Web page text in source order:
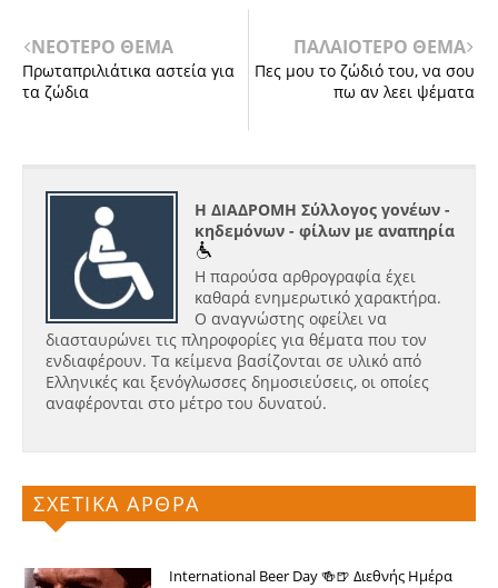
ΝΕΟΤΕΡΟ ΘΕΜΑ
Πρωταπριλιάτικα αστεία για
τα ζώδια
ΠΑΛΑΙΟΤΕΡΟ ΘΕΜΑ
Πες μου το ζώδιό του, να σου
πω αν λεει ψέματα
Η ΔΙΑΔΡΟΜΗ Σύλλογος γονέων -
κηδεμόνων - φίλων με αναπηρία
Η παρούσα αρθρογραφία έχει
καθαρά ενημερωτικό χαρακτήρα.
Ο αναγνώστης οφείλει να
διασταυρώνει τις πληροφορίες για θέματα που τον
ενδιαφέρουν. Τα κείμενα βασίζονται σε υλικό από
Ελληνικές και ξενόγλωσσες δημοσιεύσεις, οι οποίες
αναφέρονται στο μέτρο του δυνατού.
ΣΧΕΤΙΚΑ ΑΡΘΡΑ
International Beer Day 🍻🍺 Διεθνής Ημέρα